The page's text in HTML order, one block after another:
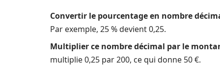
Convertir le pourcentage en nombre
Par exemple, 25 % devient 0,25.
Multiplier ce nombre décimal par le
multiplie 0,25 par 200, ce qui donne 50 €.